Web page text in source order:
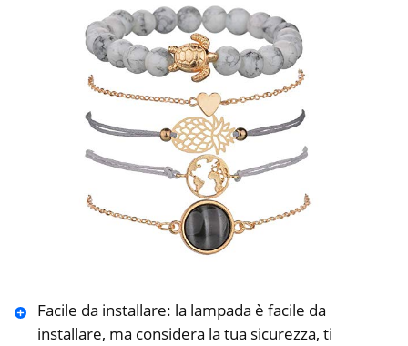
Facile da installare: la lampada è facile da
installare, ma considera la tua sicurezza, ti